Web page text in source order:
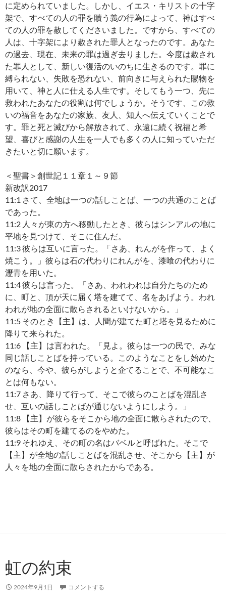
に定められていました。しかし、イエス・キリストの十字
架で、すべての人の罪を贖う義の行為によって、神はすべ
ての人の罪を赦してくださいました。ですから、すべての
人は、十字架により赦された罪人となったのです。あなた
の過去、現在、未来の罪は過ぎ去りました。今度は赦され
た罪人として、新しい復活のいのちに生きるのです。罪に
縛られない、失敗を恐れない、前向きに与えられた賜物を
用いて、神と人に仕える人生です。そしてもう一つ、先に
救われたあなたの役割は何でしょうか。そうです、この救
いの福音をあなたの家族、友人、知人へ伝えていくことで
す。罪と死と滅びから解放されて、永遠に続く祝福と希
望、喜びと感謝の人生を一人でも多くの人に知っていただ
きたいと切に願います。
＜聖書＞創世記１１章１～９節
新改訳2017
11:1 さて、全地は一つの話しことば、一つの共通のことば
であった。
11:2 人々が東の方へ移動したとき、彼らはシンアルの地に
平地を見つけて、そこに住んだ。
11:3 彼らは互いに言った。「さあ、れんがを作って、よく
焼こう。」彼らは石の代わりにれんがを、漆喰の代わりに
瀝青を用いた。
11:4 彼らは言った。「さあ、われわれは自分たちのため
に、町と、頂が天に届く塔を建てて、名をあげよう。われ
われが地の全面に散らされるといけないから。」
11:5 そのとき【主】は、人間が建てた町と塔を見るために
降りて来られた。
11:6 【主】は言われた。「見よ。彼らは一つの民で、みな
同じ話しことばを持っている。このようなことをし始めた
のなら、今や、彼らがしようと企てることで、不可能なこ
とは何もない。
11:7 さあ、降りて行って、そこで彼らのことばを混乱さ
せ、互いの話しことばが通じないようにしよう。」
11:8 【主】が彼らをそこから地の全面に散らされたので、
彼らはその町を建てるのをやめた。
11:9 それゆえ、その町の名はバベルと呼ばれた。そこで
【主】が全地の話しことばを混乱させ、そこから【主】が
人々を地の全面に散らされたからである。
虹の約束
2024年9月1日 コメントする